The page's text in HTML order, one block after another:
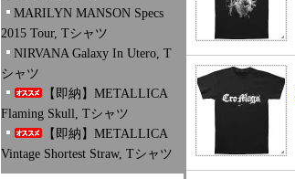
MARILYN MANSON Specs
2015 Tour, Tシャツ
NIRVANA Galaxy In Utero, T
シャツ
【即納】METALLICA
Flaming Skull, Tシャツ
【即納】METALLICA
Vintage Shortest Straw, Tシャツ